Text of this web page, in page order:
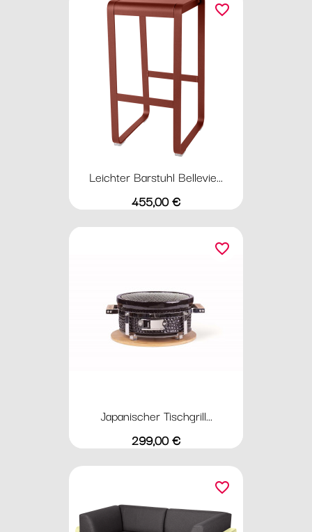
Leichter Barstuhl Bellevie...
Preis
455,00 €
favorite_border
Japanischer Tischgrill...
Preis
299,00 €
favorite_border
favorite_border